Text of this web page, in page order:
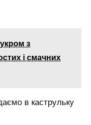
з
і смачних
в каструльку